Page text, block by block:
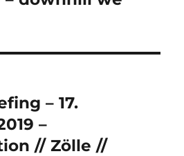
– 17.
–
// Zölle //